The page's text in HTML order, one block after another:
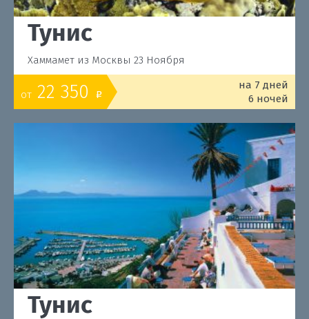
Тунис
Хаммамет из Москвы 23 Ноября
от 22 350 o
на 7 дней
6 ночей
Тунис